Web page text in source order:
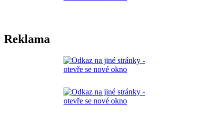
Reklama